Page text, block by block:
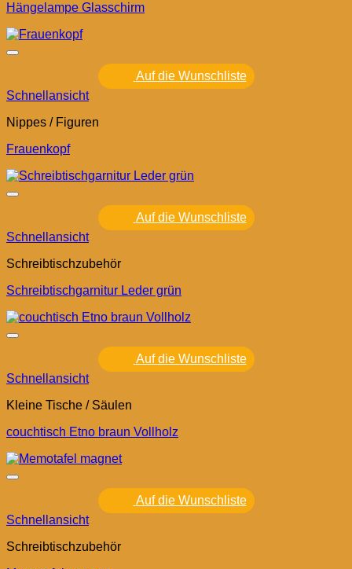
Hängelampe Glasschirm
Auf die Wunschliste
Schnellansicht
Nippes / Figuren
Frauenkopf
Auf die Wunschliste
Schnellansicht
Schreibtischzubehör
Schreibtischgarnitur Leder grün
Auf die Wunschliste
Schnellansicht
Kleine Tische / Säulen
couchtisch Etno braun Vollholz
Auf die Wunschliste
Schnellansicht
Schreibtischzubehör